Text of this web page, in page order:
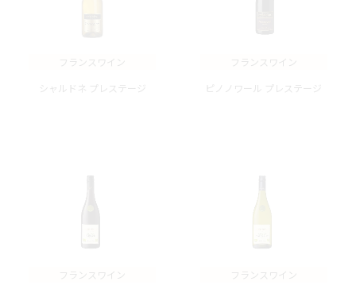
フランスワイン
シャルドネ プレステージ
フランスワイン
ピノノワール プレステージ
フランスワイン
フランスワイン